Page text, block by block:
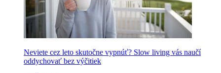
Neviete cez leto skutočne vypnúť? Slow living vás naučí
oddychovať bez výčitiek